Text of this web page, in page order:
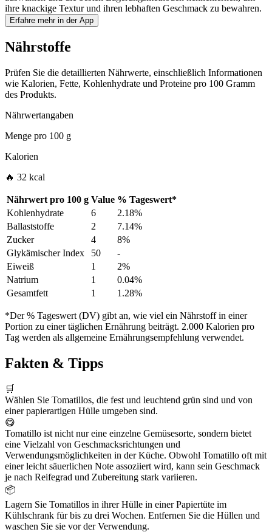
ihre knackige Textur und ihren lebhaften Geschmack zu bewahren.
Erfahre mehr in der App
Nährstoffe
Prüfen Sie die detaillierten Nährwerte, einschließlich Informationen
wie Kalorien, Fette, Kohlenhydrate und Proteine pro 100 Gramm
des Produkts.
Nährwertangaben
Menge pro 100 g
Kalorien
🔥 32 kcal
Nährwert pro 100 g Value % Tageswert*
Kohlenhydrate
6
2.18%
Ballaststoffe
2
7.14%
Zucker
4
8%
Glykämischer Index
50
-
Eiweiß
1
2%
Natrium
1
0.04%
Gesamtfett
1 1.28%
*Der % Tageswert (DV) gibt an, wie viel ein Nährstoff in einer
Portion zu einer täglichen Ernährung beiträgt. 2.000 Kalorien pro
Tag werden als allgemeine Ernährungsempfehlung verwendet.
Fakten & Tipps
🛒
Wählen Sie Tomatillos, die fest und leuchtend grün sind und von
einer papierartigen Hülle umgeben sind.
😋
Tomatillo ist nicht nur eine einzelne Gemüsesorte, sondern bietet
eine Vielzahl von Geschmacksrichtungen und
Verwendungsmöglichkeiten in der Küche. Obwohl Tomatillo oft mit
einer leicht säuerlichen Note assoziiert wird, kann sein Geschmack
je nach Reifegrad und Zubereitung stark variieren.
📦
Lagern Sie Tomatillos in ihrer Hülle in einer Papiertüte im
Kühlschrank für bis zu drei Wochen. Entfernen Sie die Hüllen und
waschen Sie sie vor der Verwendung.